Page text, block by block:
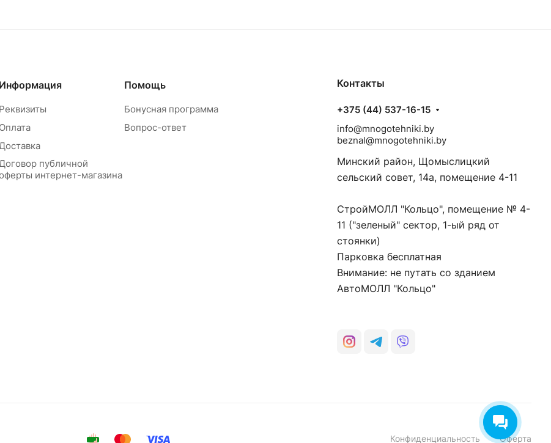
Информация
Реквизиты
Оплата
публичной
интернет-магазина
Помощь
Бонусная программа
Вопрос-ответ
Контакты
+375 (44) 537-16-15
info@mnogotehniki.by
beznal@mnogotehniki.by
Минский район, Щомыслицкий
сельский совет, 14а, помещение 4-11
СтройМОЛЛ "Кольцо", помещение № 4-
11 ("зеленый" сектор, 1-ый ряд от
стоянки)
Парковка бесплатная
Внимание: не путать со зданием
АвтоМОЛЛ "Кольцо"
Конфиденциальность Оферта